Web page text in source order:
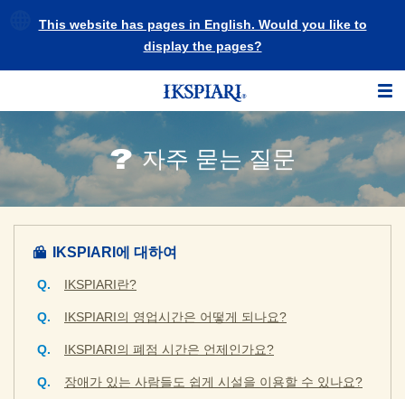
This website has pages in English. Would you like to
display the pages?
자주 묻는 질문
IKSPIARI에 대하여
IKSPIARI란?
IKSPIARI의 영업시간은 어떻게 되나요?
IKSPIARI의 폐점 시간은 언제인가요?
장애가 있는 사람들도 쉽게 시설을 이용할 수 있나요?